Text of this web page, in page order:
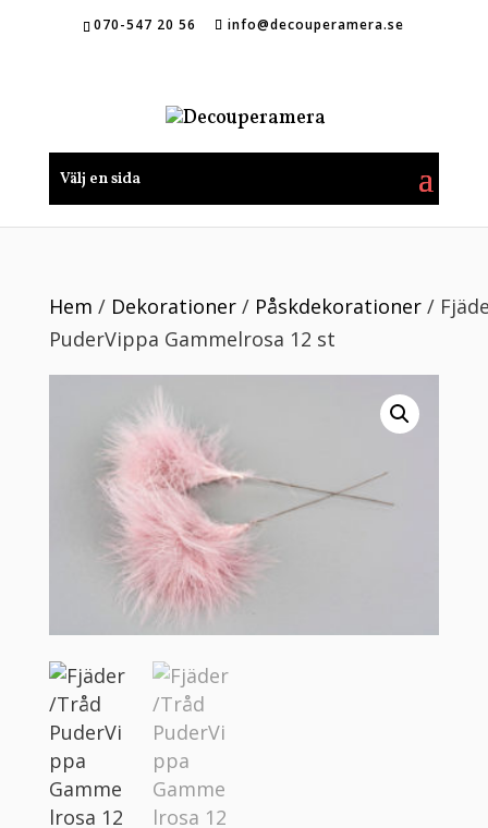
070-547 20 56 info@decouperamera.se
Välj en sida
Hem / Dekorationer/ Påskdekorationer/
PuderVippa Gammelrosa 12 st